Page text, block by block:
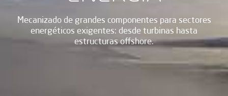
Mecanizado de grandes componentes para sectores
energéticos exigentes: desde turbinas hasta
estructuras offshore.